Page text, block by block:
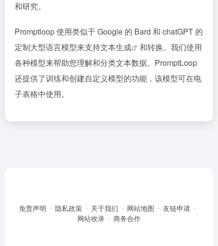
和研究。
Promptloop 使用类似于 Google 的 Bard 和 chatGPT 的
定制大型语言模型来支持文本生成
和转换。我们使用
各种模型来帮助您理解和分类文本数据。PromptLoop
还提供了训练和创建自定义模型的功能，该模型可在电
子表格中使用。
免责声明 隐私政策 关于我们 网站地图
友链申请
网站收录
商务合作